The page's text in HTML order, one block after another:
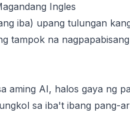
Ingles
iba) upang tulungan
tampok na
aming AI, halos gaya ng
sa iba't ibang pang-